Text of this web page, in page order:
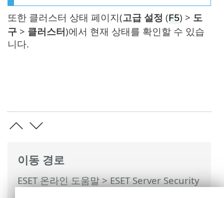
이동 경로
ESET 온라인 도움말>ESET Server Security
또한 클러스터 상태 페이지(고급 설정 (F5) > 도
구 > 클러스터)에서 현재 상태를 확인할 수 있습
니다.